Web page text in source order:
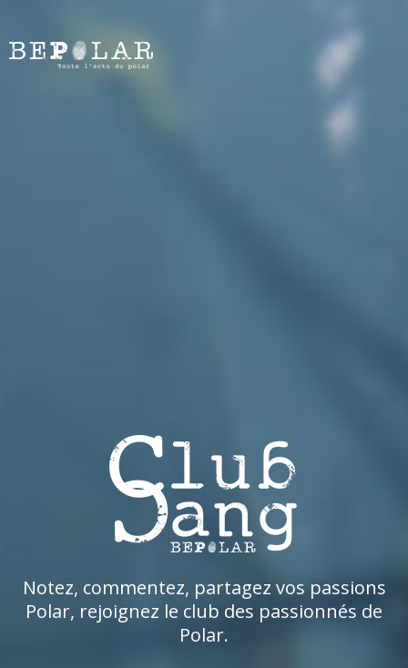
Notez, commentez, partagez vos passions
Polar, rejoignez le club des passionnés de
Polar.